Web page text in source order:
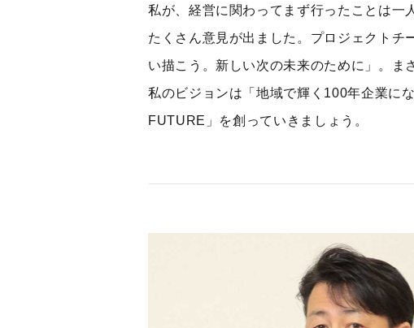
私が、経営に関わってまず行ったことは一
たくさん意見が出ました。プロジェクトチ
い描こう。新しい次の未来のために」。ま
私のビジョンは「地域で輝く100年企業に
FUTURE」を創っていきましょう。